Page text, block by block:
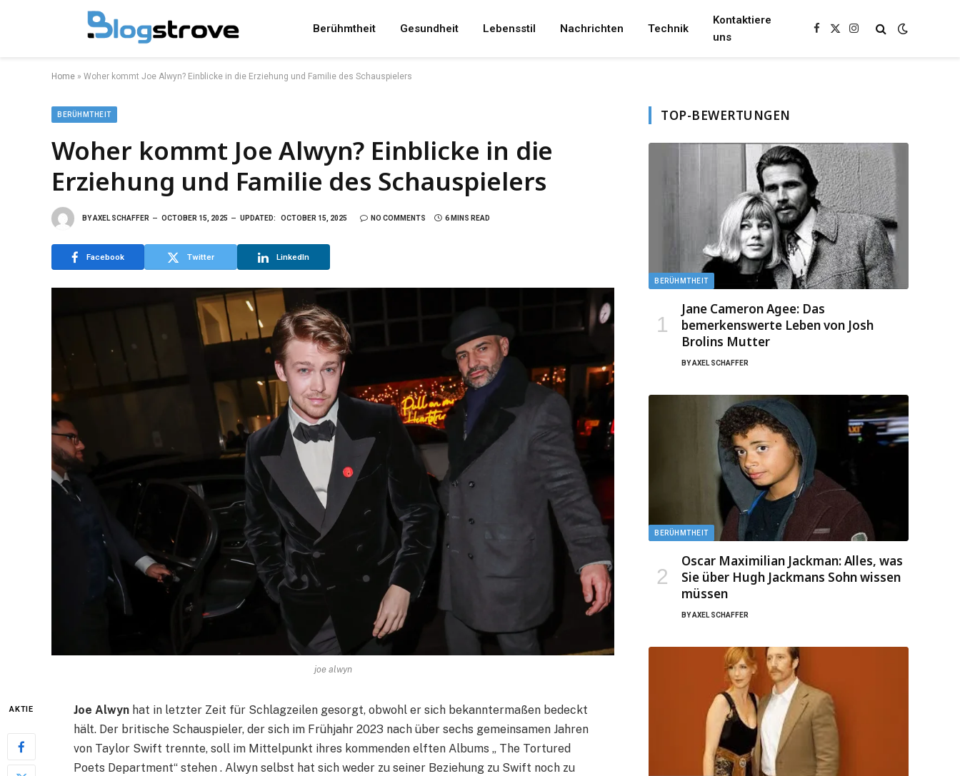
Berühmtheit Gesundheit Lebensstil Nachrichten Technik
Kontaktiere
uns
Facebook
X
Instagram
Home » Woher kommt Joe Alwyn? Einblicke in die Erziehung und Familie des Schauspielers
BERÜHMTHEIT
Woher kommt Joe Alwyn? Einblicke in die
Erziehung und Familie des Schauspielers
BYAXEL SCHAFFER OCTOBER 15, 2025 UPDATED: OCTOBER 15, 2025 NO COMMENTS 6 MINS READ
Facebook Twitter LinkedIn
joe alwyn
AKTIE Joe Alwyn hat in letzter Zeit für Schlagzeilen gesorgt, obwohl er sich bekanntermaßen bedeckt
hält. Der britische Schauspieler, der sich im Frühjahr 2023 nach über sechs gemeinsamen Jahren
von Taylor Swift trennte, soll im Mittelpunkt ihres kommenden elften Albums „ The Tortured
Poets Department“ stehen . Alwyn selbst hat sich weder zu seiner Beziehung zu Swift noch zu
TOP-BEWERTUNGEN
BERÜHMTHEIT
Jane Cameron Agee: Das
bemerkenswerte Leben von Josh
Brolins Mutter
BYAXEL SCHAFFER
BERÜHMTHEIT
Oscar Maximilian Jackman: Alles, was
Sie über Hugh Jackmans Sohn wissen
müssen
BYAXEL SCHAFFER